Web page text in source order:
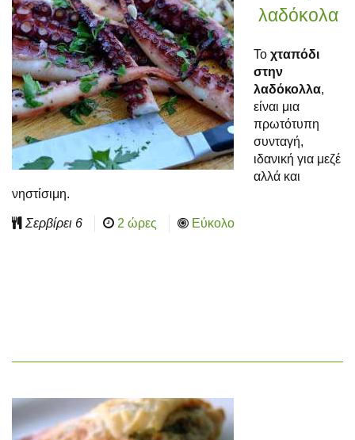
λαδόκολα
Το χταπόδι
στην
λαδόκολλα,
είναι μια
πρωτότυπη
συνταγή,
ιδανική για μεζέ
αλλά και
νηστίσιμη.
Σερβίρει 6 2 ώρες Εύκολο